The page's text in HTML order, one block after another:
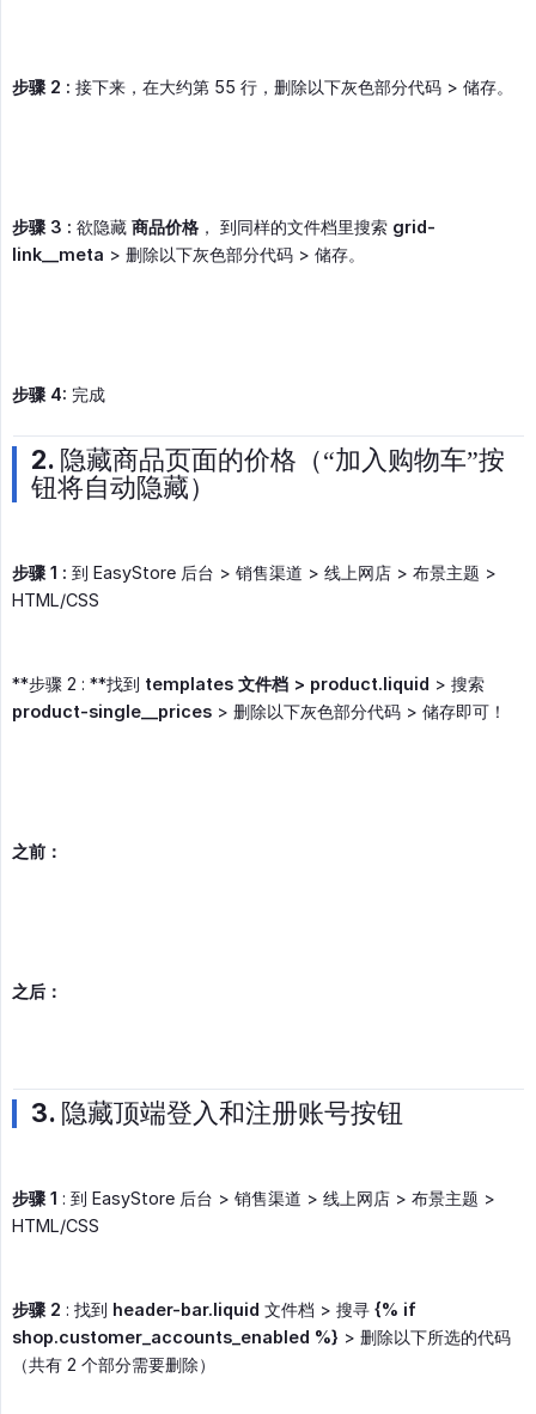
步骤 2 : 接下来，在大约第 55 行，删除以下灰色部分代码 > 储存。
步骤 3 : 欲隐藏 商品价格 ， 到同样的文件档里搜索 grid-
link__meta > 删除以下灰色部分代码 > 储存。
步骤 4: 完成
2. 隐藏商品页面的价格（“加入购物车”按
钮将自动隐藏）
步骤 1 : 到 EasyStore 后台 > 销售渠道 > 线上网店 > 布景主题 >
HTML/CSS
**步骤 2 : **找到 templates 文件档 > product.liquid > 搜索
product-single__prices > 删除以下灰色部分代码 > 储存即可！
之前：
之后：
3. 隐藏顶端登入和注册账号按钮
步骤 1 : 到 EasyStore 后台 > 销售渠道 > 线上网店 > 布景主题 >
HTML/CSS
步骤 2 : 找到 header-bar.liquid 文件档 > 搜寻 {% if
shop.customer_accounts_enabled %} > 删除以下所选的代码
（共有 2 个部分需要删除）